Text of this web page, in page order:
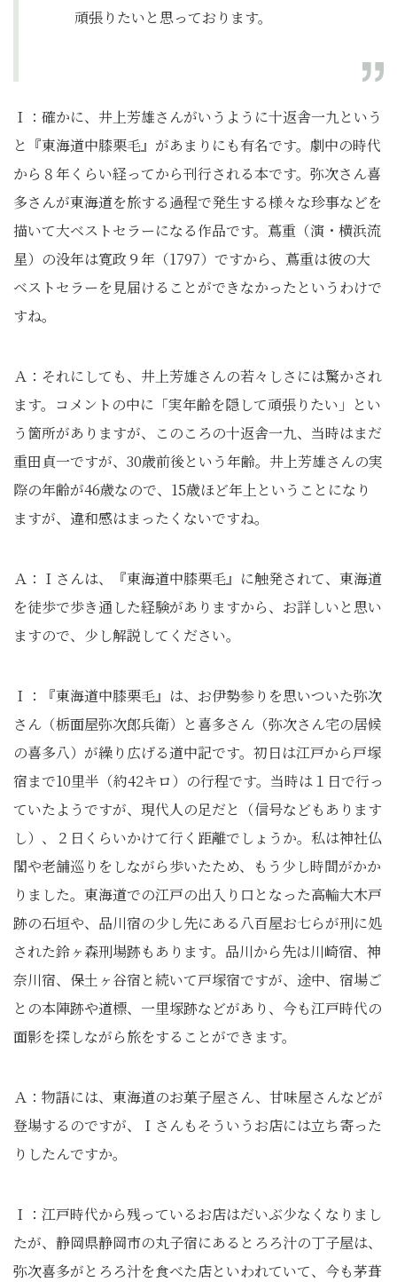
頑張りたいと思っております。
Ｉ：確かに、井上芳雄さんがいうように十返舎一九という
と『東海道中膝栗毛』があまりにも有名です。劇中の時代
から８年くらい経ってから刊行される本です。弥次さん喜
多さんが東海道を旅する過程で発生する様々な珍事などを
描いて大ベストセラーになる作品です。蔦重（演・横浜流
星）の没年は寛政９年（1797）ですから、蔦重は彼の大
ベストセラーを見届けることができなかったというわけで
すね。
Ａ：それにしても、井上芳雄さんの若々しさには驚かされ
ます。コメントの中に「実年齢を隠して頑張りたい」とい
う箇所がありますが、このころの十返舎一九、当時はまだ
重田貞一ですが、30歳前後という年齢。井上芳雄さんの実
際の年齢が46歳なので、15歳ほど年上ということになり
ますが、違和感はまったくないですね。
Ａ：Ｉさんは、『東海道中膝栗毛』に触発されて、東海道
を徒歩で歩き通した経験がありますから、お詳しいと思い
ますので、少し解説してください。
Ｉ：『東海道中膝栗毛』は、お伊勢参りを思いついた弥次
さん（栃面屋弥次郎兵衛）と喜多さん（弥次さん宅の居候
の喜多八）が繰り広げる道中記です。初日は江戸から戸塚
宿まで10里半（約42キロ）の行程です。当時は１日で行っ
ていたようですが、現代人の足だと（信号などもあります
し）、２日くらいかけて行く距離でしょうか。私は神社仏
閣や老舗巡りをしながら歩いたため、もう少し時間がかか
りました。東海道での江戸の出入り口となった高輪大木戸
跡の石垣や、品川宿の少し先にある八百屋お七らが刑に処
された鈴ヶ森刑場跡もあります。品川から先は川崎宿、神
奈川宿、保土ヶ谷宿と続いて戸塚宿ですが、途中、宿場ご
との本陣跡や道標、一里塚跡などがあり、今も江戸時代の
面影を探しながら旅をすることができます。
Ａ：物語には、東海道のお菓子屋さん、甘味屋さんなどが
登場するのですが、Ｉさんもそういうお店には立ち寄った
りしたんですか。
Ｉ：江戸時代から残っているお店はだいぶ少なくなりまし
たが、静岡県静岡市の丸子宿にあるとろろ汁の丁子屋は、
弥次喜多がとろろ汁を食べた店といわれていて、今も茅葺